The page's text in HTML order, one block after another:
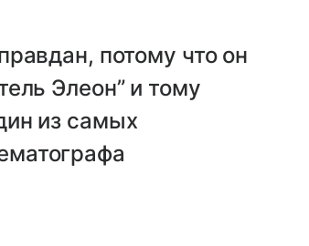
потому что он
Элеон” и тому
из самых